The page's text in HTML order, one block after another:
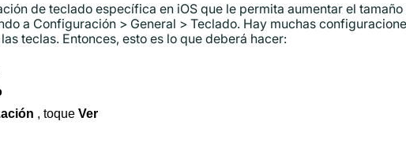
de teclado específica en iOS que le permita aumentar el
a Configuración > General > Teclado. Hay muchas
teclas. Entonces, esto es lo que deberá hacer:
, toque Ver